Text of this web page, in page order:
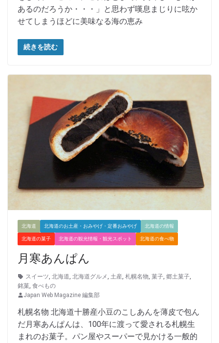
あるのだろうか・・・」と思わず嘆息まじりに呟か
せてしまうほどに美味なる海の恵み
続きを読む
北海道 北海道のお土産・おみやげ・定番おみやげ 北海道の情報
北海道の菓子 北海道の観光情報・観光スポット 北海道の食べ物
月寒あんぱん
スイーツ 北海道 北海道グルメ 土産 札幌名物 菓子 郷土菓子
銘菓 食べもの
Japan Web Magazine 編集部
札幌名物 北海道十勝産小豆のこしあんを薄皮で包ん
だ月寒あんぱんは、100年に渡って愛される札幌生
まれのお菓子。パン屋やスーパーで見かける一般的